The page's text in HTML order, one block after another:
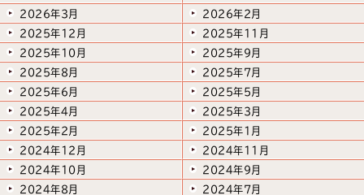
2026年3月
2026年2月
2025年12月
2025年11月
2025年10月
2025年9月
2025年8月
2025年7月
2025年6月
2025年5月
2025年4月
2025年3月
2025年2月
2025年1月
2024年12月
2024年11月
2024年10月
2024年9月
2024年8月
2024年7月